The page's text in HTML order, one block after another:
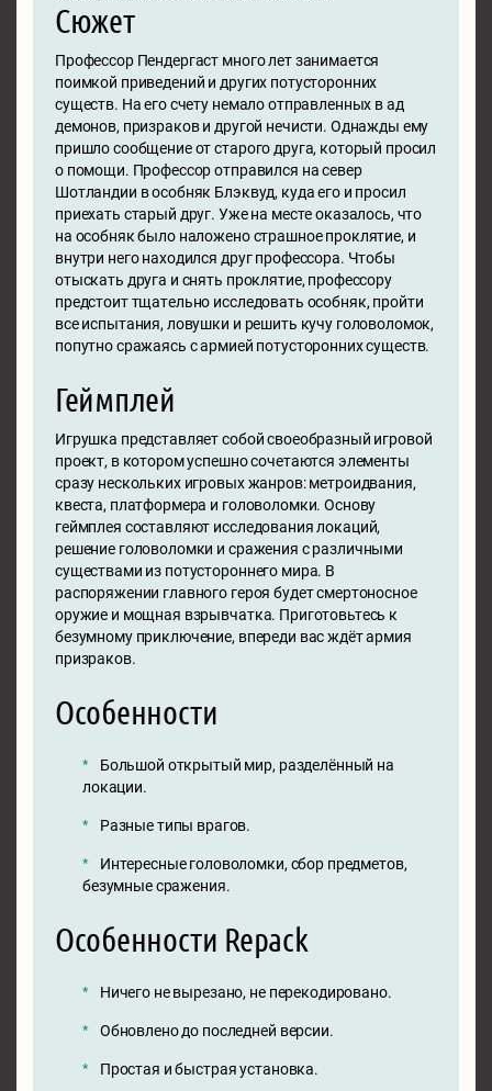
Сюжет
Профессор Пендергаст много лет занимается
поимкой приведений и других потусторонних
существ. На его счету немало отправленных в ад
демонов, призраков и другой нечисти. Однажды ему
пришло сообщение от старого друга, который просил
о помощи. Профессор отправился на север
Шотландии в особняк Блэквуд, куда его и просил
приехать старый друг. Уже на месте оказалось, что
на особняк было наложено страшное проклятие, и
внутри него находился друг профессора. Чтобы
отыскать друга и снять проклятие, профессору
предстоит тщательно исследовать особняк, пройти
все испытания, ловушки и решить кучу головоломок,
попутно сражаясь с армией потусторонних существ.
Геймплей
Игрушка представляет собой своеобразный игровой
проект, в котором успешно сочетаются элементы
сразу нескольких игровых жанров: метроидвания,
квеста, платформера и головоломки. Основу
геймплея составляют исследования локаций,
решение головоломки и сражения с различными
существами из потустороннего мира. В
распоряжении главного героя будет смертоносное
оружие и мощная взрывчатка. Приготовьтесь к
безумному приключение, впереди вас ждёт армия
призраков.
Особенности
Большой открытый мир, разделённый на
локации.
Разные типы врагов.
Интересные головоломки, сбор предметов,
безумные сражения.
Особенности Repack
Ничего не вырезано, не перекодировано.
Обновлено до последней версии.
Простая и быстрая установка.